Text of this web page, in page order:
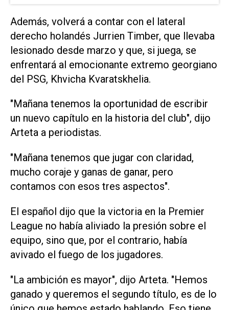
Además, volverá a ‌contar con el lateral
‌derecho holandés Jurrien Timber, que llevaba
lesionado desde ⁠marzo y que, si juega, se
enfrentará al emocionante extremo georgiano
del PSG, Khvicha Kvaratskhelia.
"Mañana tenemos la oportunidad de escribir
un nuevo ​capítulo en ‌la historia del club", dijo
Arteta a periodistas.
"Mañana tenemos que jugar con claridad,
mucho coraje y ganas de ganar, pero
contamos con esos tres aspectos".
El español dijo ⁠que la victoria en la Premier
League no había aliviado la presión sobre el
equipo, sino que, por el contrario, había
avivado el fuego de los jugadores.
"La ambición es mayor", dijo Arteta. "Hemos
ganado y queremos el segundo título, es de lo